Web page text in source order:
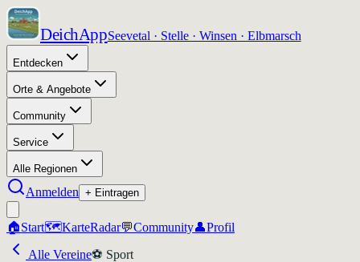
DeichAppSeevetal · Stelle · Winsen · Elbmarsch
Entdecken
Orte & Angebote
Community
Service
Alle Regionen
Anmelden + Eintragen
🏠Start🗺️KarteRadar💬Community👤Profil
Alle Vereine⚽ Sport